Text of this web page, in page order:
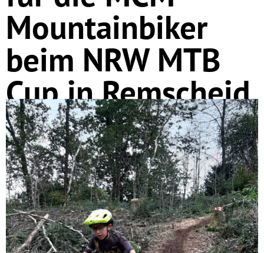
Mountainbiker
beim NRW MTB
Cup in Remscheid